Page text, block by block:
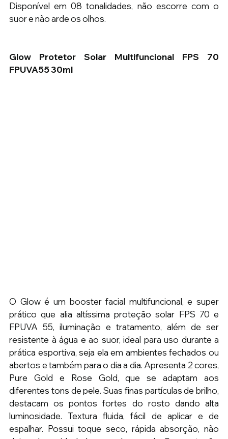
Disponível em 08 tonalidades, não escorre com o
suor e não arde os olhos.
Glow Protetor Solar Multifuncional FPS 70
FPUVA55 30ml
O Glow é um booster facial multifuncional, e super
prático que alia altíssima proteção solar FPS 70 e
FPUVA 55, iluminação e tratamento, além de ser
resistente à água e ao suor, ideal para uso durante a
prática esportiva, seja ela em ambientes fechados ou
abertos e também para o dia a dia. Apresenta 2 cores,
Pure Gold e Rose Gold, que se adaptam aos
diferentes tons de pele. Suas finas partículas de brilho,
destacam os pontos fortes do rosto dando alta
luminosidade. Textura fluida, fácil de aplicar e de
espalhar. Possui toque seco, rápida absorção, não